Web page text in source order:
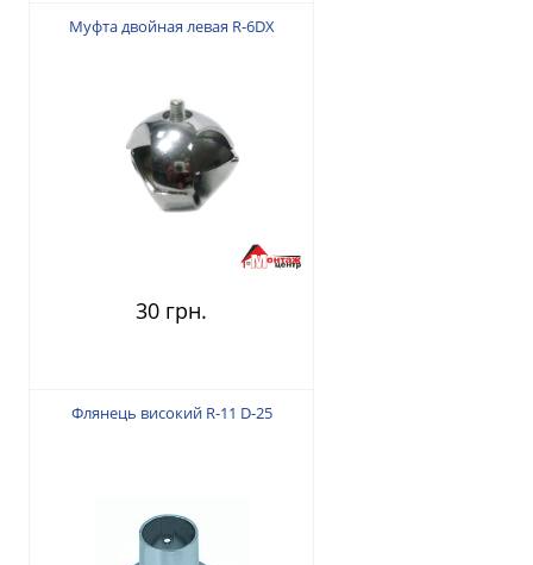
Муфта двойная левая R-6DX
30 грн.
Флянець високий R-11 D-25